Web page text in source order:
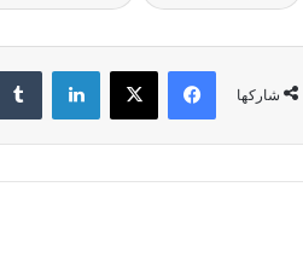
شاركها
فيسبوك X لينكدإن